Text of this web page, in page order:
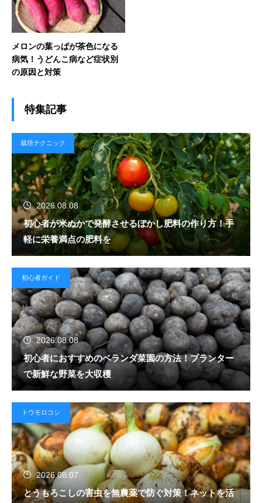
メロンの葉っぱが茶色になる
病気！うどんこ病など症状別
の原因と対策
特集記事
栽培テクニック
2026.08.08
初心者が米ぬかで発酵させるぼかし肥料の作り方！手
軽に栄養満点の肥料を
初心者ガイド
2026.08.08
初心者におすすめのベランダ菜園の方法！プランター
で新鮮な野菜を大収穫
トウモロコシ
2026.08.07
とうもろこしの害虫を無農薬で防ぐ対策！ネットを活